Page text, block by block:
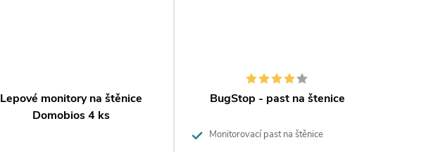
Lepové monitory na štěnice
Domobios 4 ks
BugStop - past na štenice
Monitorovací past na štěnice